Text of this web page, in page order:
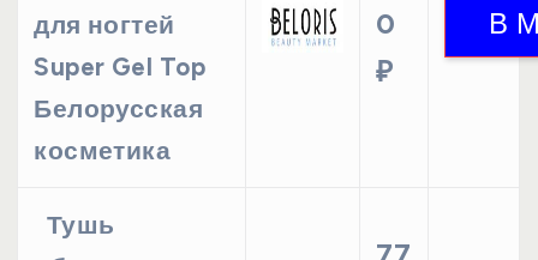
для ногтей
Super Gel Top
Белорусская
косметика
0
₽
Тушь